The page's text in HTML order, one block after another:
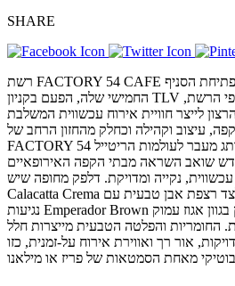
SHARE
רשת FACTORY 54 CAFE ממשיכה להתרחב עם פתיחת הסניף
החמישי שלה, הפעם בקניון TLV בתל אביב. בדומה לשאר סניפי הרשת,
לייצר חוויית אירוח עכשווית המשלבת
עיצוב וקהילה וכחלק מהחזון הרחב של
FACTORY 54 להעמיק את חוויית המותג מעבר לעולמות הריטייל
שואב השראה מבתי הקפה האירופאיים
נקייה ומדויקת. דלפק מחופה שיש
Calacatta Crema יוצר מוקד פיסולי מרשים, לצד רצפת אבן טבעית עם
נגיעות Emperador Brown טיח בהיר, תאורה חמה ועץ בגוון אגוז עמוק
החומריות והפלטה הטבעית מייצרות חלל
אור רך ואווירת אירוח על-זמנית, כזו